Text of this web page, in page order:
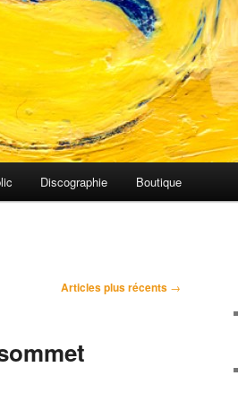
Discographie Boutique
Articles plus récents →